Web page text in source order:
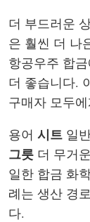
더 부드러운
은 훨씬 더 나
항공우주 합
더 좋습니다.
구매자 모두
용어 시트 일
그릇 더 무거
일한 합금 화
례는 생산 경
다.